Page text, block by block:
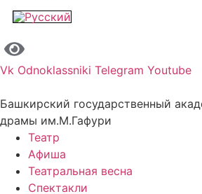
Vk Odnoklassniki Telegram Youtube
Башкирский государственный
драмы им.М.Гафури
Театр
Афиша
Театральная весна
Спектакли